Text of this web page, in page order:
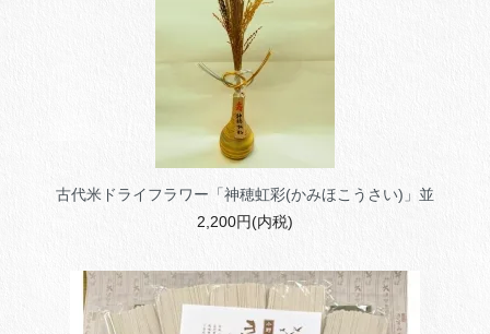
古代米ドライフラワー「神穂虹彩(かみほこうさい)」並
2,200円(内税)